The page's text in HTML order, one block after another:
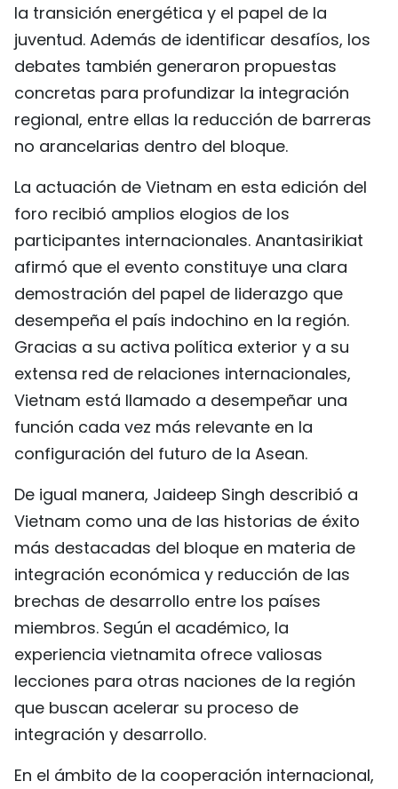
la transición energética y el papel de la
juventud. Además de identificar desafíos, los
debates también generaron propuestas
concretas para profundizar la integración
regional, entre ellas la reducción de barreras
no arancelarias dentro del bloque.
La actuación de Vietnam en esta edición del
foro recibió amplios elogios de los
participantes internacionales. Anantasirikiat
afirmó que el evento constituye una clara
demostración del papel de liderazgo que
desempeña el país indochino en la región.
Gracias a su activa política exterior y a su
extensa red de relaciones internacionales,
Vietnam está llamado a desempeñar una
función cada vez más relevante en la
configuración del futuro de la Asean.
De igual manera, Jaideep Singh describió a
Vietnam como una de las historias de éxito
más destacadas del bloque en materia de
integración económica y reducción de las
brechas de desarrollo entre los países
miembros. Según el académico, la
experiencia vietnamita ofrece valiosas
lecciones para otras naciones de la región
que buscan acelerar su proceso de
integración y desarrollo.
En el ámbito de la cooperación internacional,